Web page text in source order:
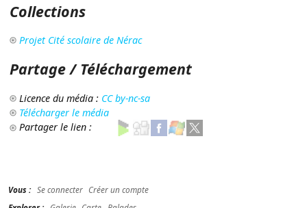
Collections
Projet Cité scolaire de Nérac
Partage / Téléchargement
Licence du média : CC by-nc-sa
Télécharger le média
Partager le lien :
Vous : Se connecter Créer un compte